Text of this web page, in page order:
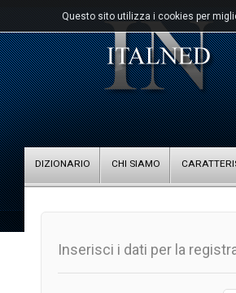
Questo sito utilizza i cookies per
DIZIONARIO CHI SIAMO
Inserisci i dati per la